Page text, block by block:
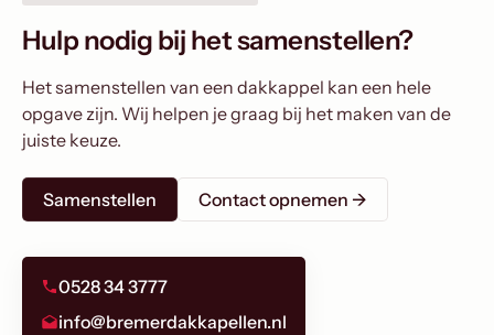
Hulp nodig bij het samenstellen?
Het samenstellen van een dakkappel kan een hele
opgave zijn. Wij helpen je graag bij het maken van de
juiste keuze.
Samenstellen Contact opnemen ->
0528 34 3777
info@bremerdakkapellen.nl